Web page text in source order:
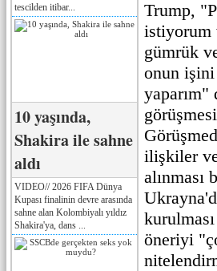
tescilden itibar...
10 yaşında,
Shakira ile sahne
aldı
VIDEO// 2026 FIFA Dünya
Kupası finalinin devre arasında
sahne alan Kolombiyalı yıldız
Shakira'ya, dans ...
Trump,
istiyorum
gümrük
onun işini
ilişkiler
öneriyi